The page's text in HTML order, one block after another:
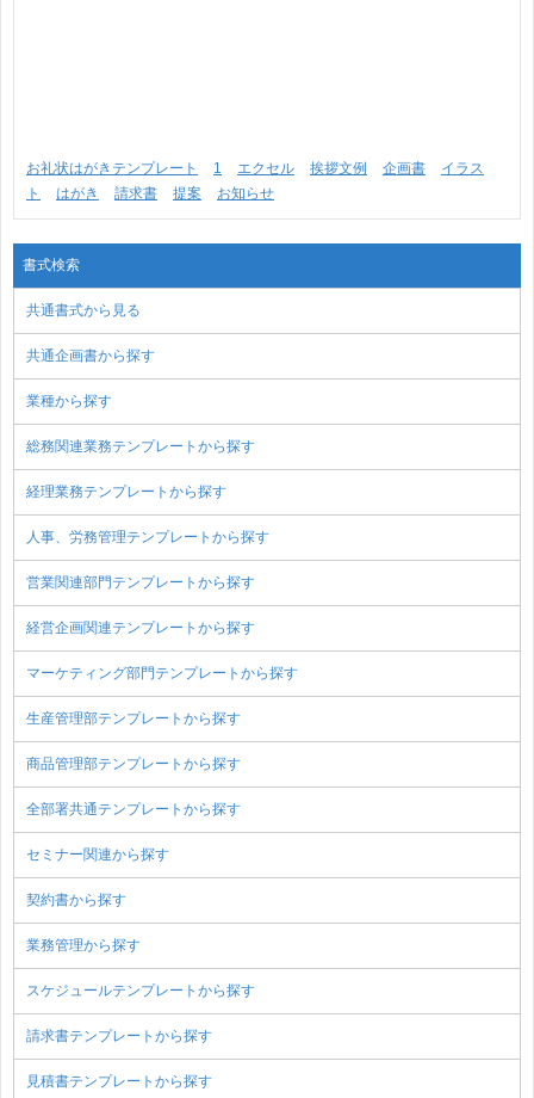
お礼状はがきテンプレート 1 エクセル 挨拶文例 企画書
イラス
ト
はがき 請求書 提案 お知らせ
書式検索
共通書式から見る
共通企画書から探す
業種から探す
総務関連業務テンプレートから探す
経理業務テンプレートから探す
人事、労務管理テンプレートから探す
営業関連部門テンプレートから探す
経営企画関連テンプレートから探す
マーケティング部門テンプレートから探す
生産管理部テンプレートから探す
商品管理部テンプレートから探す
全部署共通テンプレートから探す
セミナー関連から探す
契約書から探す
業務管理から探す
スケジュールテンプレートから探す
請求書テンプレートから探す
見積書テンプレートから探す